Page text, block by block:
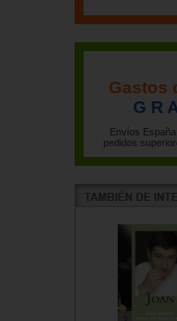
Gastos
G R
Envíos
pedidos